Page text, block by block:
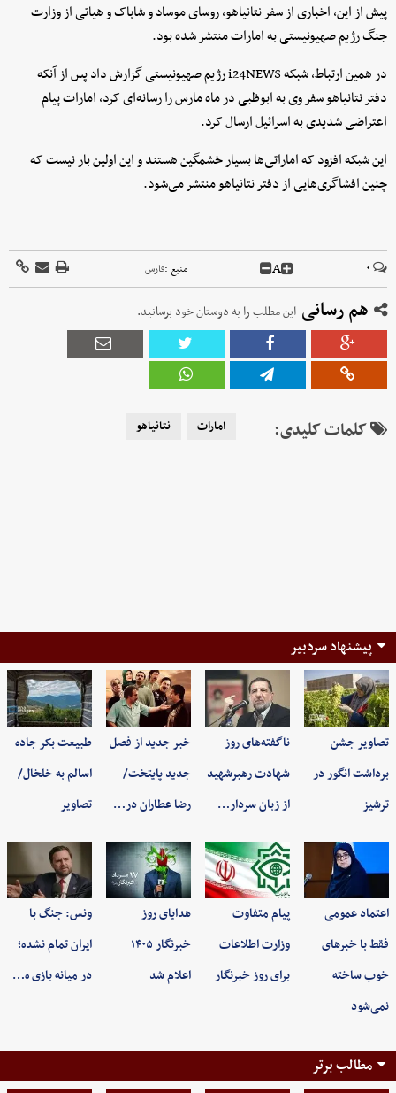
پیش از این، اخباری از سفر نتانیاهو، روسای موساد و شاباک و هیاتی از وزارت
جنگ رژیم صهیونیستی به امارات منتشر شده بود.
در همین ارتباط، شبکه i24NEWS رژیم صهیونیستی گزارش داد پس از آنکه
دفتر نتانیاهو سفر وی به ابوظبی در ماه مارس را رسانه‌ای کرد، امارات پیام
اعتراضی شدیدی به اسرائیل ارسال کرد.
این شبکه افزود که اماراتی‌ها بسیار خشمگین هستند و این اولین بار نیست که
چنین افشاگری‌هایی از دفتر نتانیاهو منتشر می‌شود.
۰ A منبع :فارس
هم رسانی این مطلب را به دوستان خود برسانید.
کلمات کلیدی: امارات نتانیاهو
پیشنهاد سردبیر
تصاویر جشن
برداشت انگور در
ترشیز
ناگفته‌های روز
شهادت رهبرشهید
از زبان سردار…
خبر جدید از فصل
جدید پایتخت/
رضا عطاران در…
طبیعت بکر جاده
اسالم به خلخال/
تصاویر
اعتماد عمومی
فقط با خبرهای
خوب ساخته
نمی‌شود
پیام متفاوت
وزارت اطلاعات
برای روز خبرنگار
هدایای روز
خبرنگار ۱۴۰۵
اعلام شد
ونس: جنگ با
ایران تمام نشده؛
در میانه بازی ه…
مطالب برتر